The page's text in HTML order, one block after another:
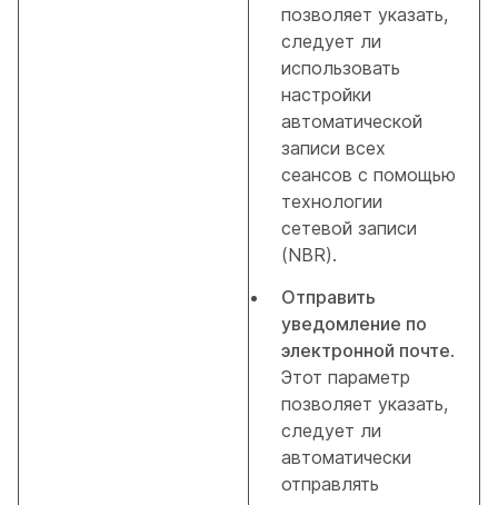
позволяет указать,
следует ли
использовать
настройки
автоматической
записи всех
сеансов с помощью
технологии
сетевой записи
(NBR).
Отправить
уведомление по
электронной почте.
Этот параметр
позволяет указать,
следует ли
автоматически
отправлять